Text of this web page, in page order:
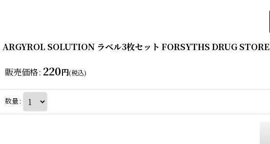
ARGYROL SOLUTION ラベル3枚セット FORSYTHS DRUG STORE
販売価格: 220円(税込)
数量: